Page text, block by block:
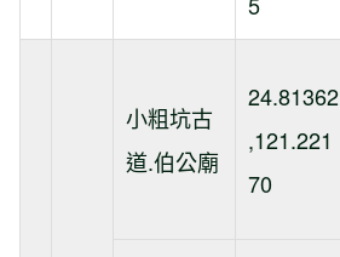
小粗坑古
道.伯公廟
24.81362
,121.221
70